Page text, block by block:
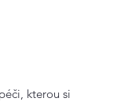
kterou si